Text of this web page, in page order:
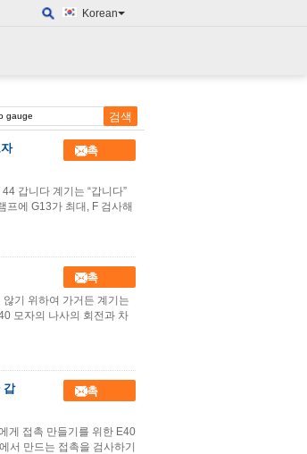
Korean
접촉
갑니다 계기는 “갑니다”
프에 G13가 최대, F 검사해
접촉
기 위하여 가거든 계기는
모자의 나사의 회전과 차
갑
접촉
게 접촉 만들기를 위한 E40
서 만드는 접촉을 검사하기